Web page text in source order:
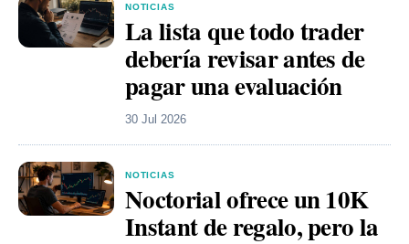
NOTICIAS
La lista que todo trader
debería revisar antes de
pagar una evaluación
30 Jul 2026
NOTICIAS
Noctorial ofrece un 10K
Instant de regalo, pero la